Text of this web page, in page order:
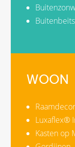
WOON
Luxaflex®
Kasten op